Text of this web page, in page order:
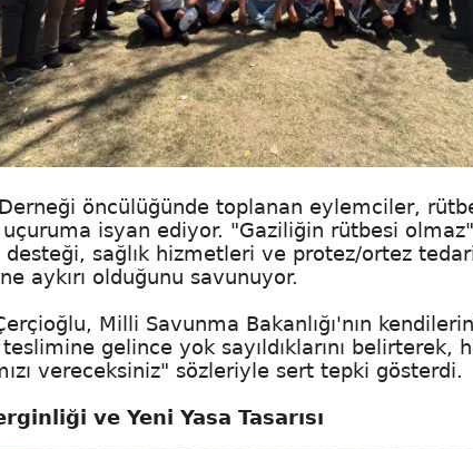
öncülüğünde toplanan eylemciler,
isyan ediyor. "Gaziliğin rütbesi
sağlık hizmetleri ve protez/ortez
aykırı olduğunu savunuyor.
Milli Savunma Bakanlığı'nın
teslimine gelince yok sayıldıklarını
vereceksiniz" sözleriyle sert tepki gösterdi.
ve Yeni Yasa Tasarısı